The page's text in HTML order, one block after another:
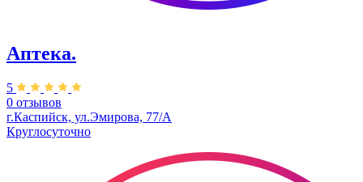
Аптека.
5
0 отзывов
г.Каспийск, ул.​Эмирова, 77/А
Круглосуточно